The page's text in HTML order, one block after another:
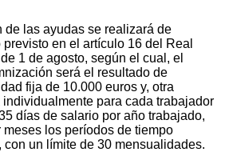
de las ayudas se realizará de
en el artículo 16 del Real
1 de agosto, según el cual, el
será el resultado de
fija de 10.000 euros y, otra
para cada trabajador
días de salario por año trabajado,
meses los períodos de tiempo
con un límite de 30 mensualidades.